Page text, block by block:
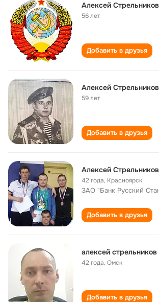
Алексей Стрельников
56 лет
Добавить в друзья
Алексей Стрельников
59 лет
Добавить в друзья
Алексей Стрельников
42 года, Красноярск
ЗАО "Банк Русский
Добавить в друзья
алексей стрельников
42 года,Омск
Добавить в друзья